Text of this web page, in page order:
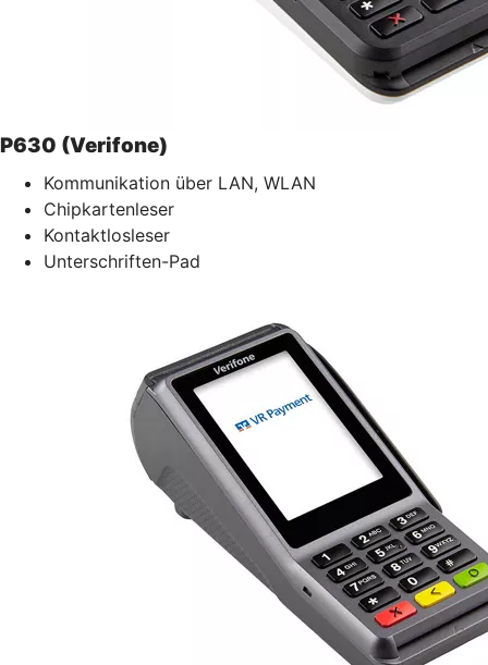
P630 (Verifone)
Kommunikation über LAN, WLAN
Chipkartenleser
Kontaktlosleser
Unterschriften-Pad